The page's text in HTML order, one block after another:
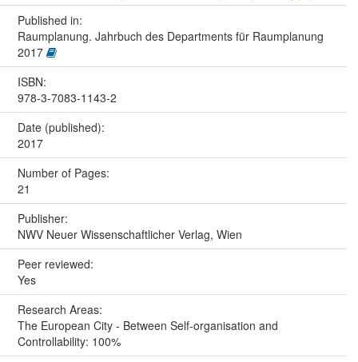
Published in:
Raumplanung. Jahrbuch des Departments für Raumplanung
2017
ISBN:
978-3-7083-1143-2
Date (published):
2017
Number of Pages:
21
Publisher:
NWV Neuer Wissenschaftlicher Verlag, Wien
Peer reviewed:
Yes
Research Areas:
The European City - Between Self-organisation and
Controllability: 100%